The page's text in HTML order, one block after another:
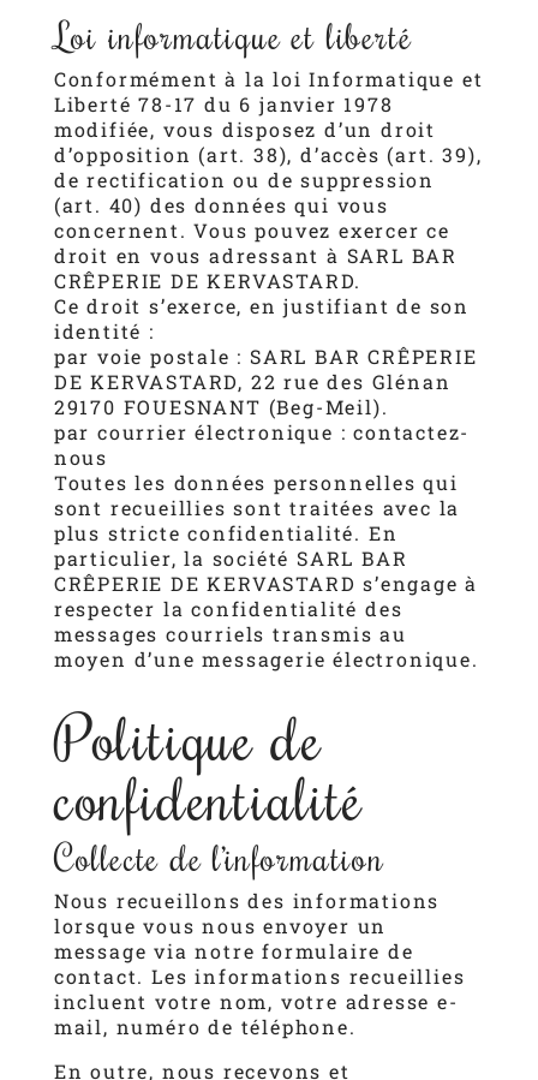
Loi informatique et liberté
Conformément à la loi Informatique et
Liberté 78-17 du 6 janvier 1978
modifiée, vous disposez d’un droit
d’opposition (art. 38), d’accès (art. 39),
de rectification ou de suppression
(art. 40) des données qui vous
concernent. Vous pouvez exercer ce
droit en vous adressant à SARL BAR
CRÊPERIE DE KERVASTARD.
Ce droit s’exerce, en justifiant de son
identité :
par voie postale : SARL BAR CRÊPERIE
DE KERVASTARD, 22 rue des Glénan
29170 FOUESNANT (Beg-Meil).
par courrier électronique :contactez-
nous
Toutes les données personnelles qui
sont recueillies sont traitées avec la
plus stricte confidentialité. En
particulier, la société SARL BAR
CRÊPERIE DE KERVASTARD s’engage à
respecter la confidentialité des
messages courriels transmis au
moyen d’une messagerie électronique.
Politique de
confidentialité
Collecte de l’information
Nous recueillons des informations
lorsque vous nous envoyer un
message via notre formulaire de
contact. Les informations recueillies
incluent votre nom, votre adresse e-
mail, numéro de téléphone.
En outre, nous recevons et